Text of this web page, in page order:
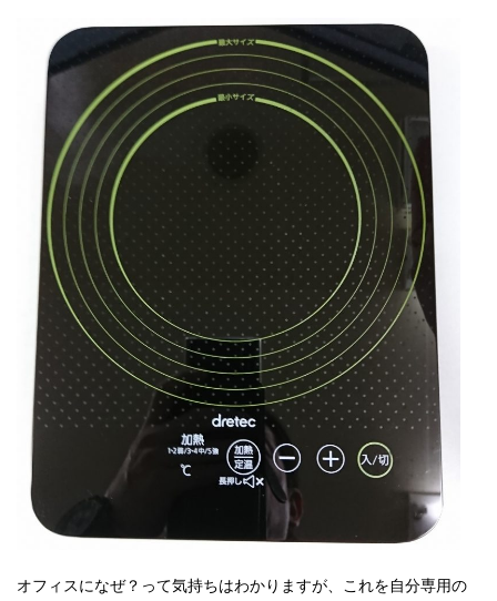
オフィスになぜ？って気持ちはわかりますが、これを自分専用の